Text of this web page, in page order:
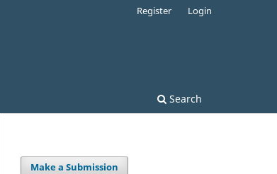
Search
Register Login
Make a Submission